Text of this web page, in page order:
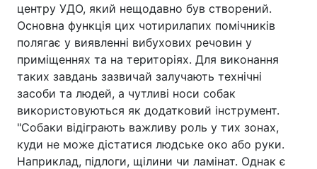
центру УДО, який нещодавно був створений.
Основна функція цих чотирилапих помічників
полягає у виявленні вибухових речовин у
приміщеннях та на територіях. Для виконання
таких завдань зазвичай залучають технічні
засоби та людей, а чутливі носи собак
використовуються як додатковий інструмент.
"Собаки відіграють важливу роль у тих зонах,
куди не може дістатися людське око або руки.
Наприклад, підлоги, щілини чи ламінат. Однак є